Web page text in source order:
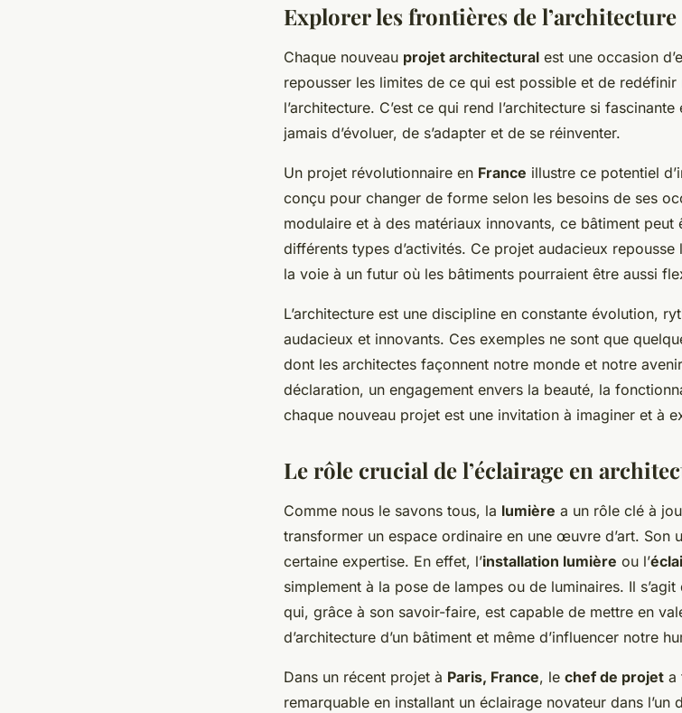
Explorer les frontières de l’architecture
Chaque nouveau projet architectural est une occasion
repousser les limites de ce qui est possible et de
l’architecture. C’est ce qui rend l’architecture si
jamais d’évoluer, de s’adapter et de se réinventer.
Un projet révolutionnaire en France illustre ce potentiel
conçu pour changer de forme selon les besoins de ses
modulaire et à des matériaux innovants, ce bâtiment
différents types d’activités. Ce projet audacieux repousse
la voie à un futur où les bâtiments pourraient être aussi
L’architecture est une discipline en constante évolution,
audacieux et innovants. Ces exemples ne sont que
dont les architectes façonnent notre monde et notre
déclaration, un engagement envers la beauté, la
chaque nouveau projet est une invitation à imaginer et à
Le rôle crucial de l’éclairage en
Comme nous le savons tous, la lumière a un rôle clé à
transformer un espace ordinaire en une œuvre d’art. Son
certaine expertise. En effet, l’installation lumière ou l’
simplement à la pose de lampes ou de luminaires. Il s’agit
qui, grâce à son savoir-faire, est capable de mettre en
d’architecture d’un bâtiment et même d’influencer notre
Dans un récent projet à Paris, France, le chef de projet a
remarquable en installant un éclairage novateur dans l’un